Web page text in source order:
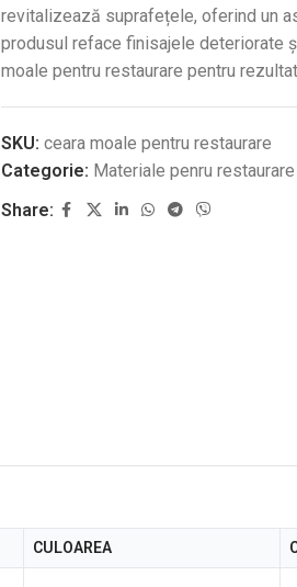
revitalizează suprafețele, oferind un
produsul reface finisajele deteriorate
moale pentru restaurare pentru
SKU: ceara moale pentru restaurare
Categorie: Materiale penru restaurare
Share:
CULOAREA